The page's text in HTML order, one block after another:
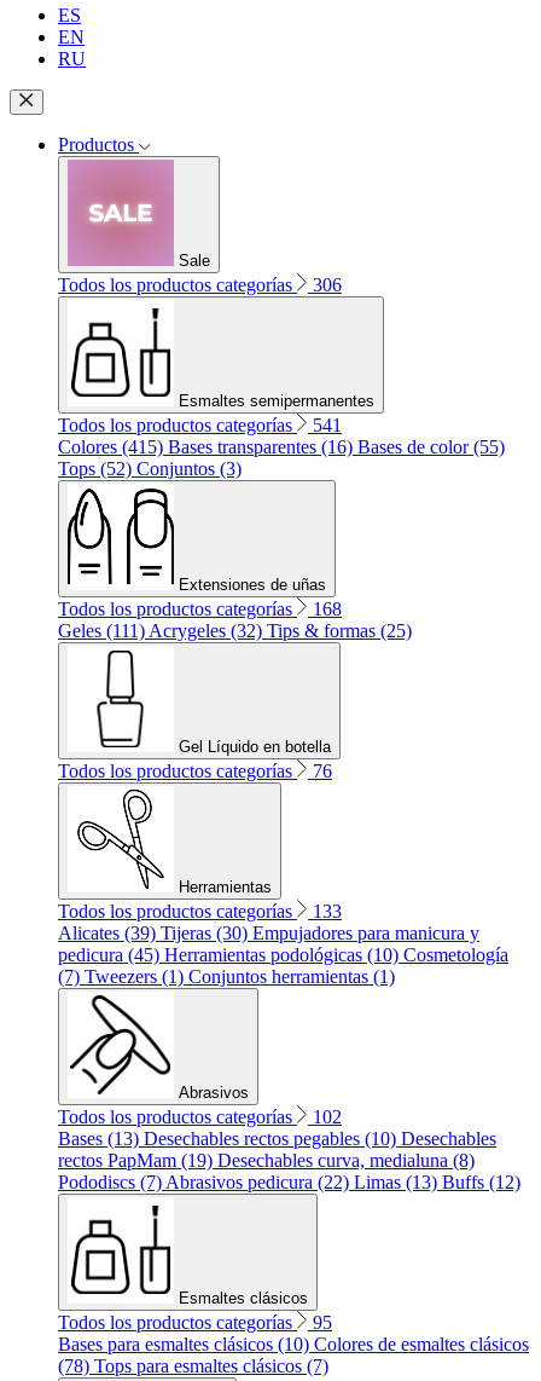
ES
EN
RU
Productos
Sale
Todos los productos categorías 306
Esmaltes semipermanentes
Todos los productos categorías
541
Colores (415) Bases transparentes (16) Bases de color (55)
Tops (52) Conjuntos (3)
Extensiones de uñas
Todos los productos categorías
168
Geles (111) Acrygeles (32) Tips & formas (25)
Gel Líquido en botella
Todos los productos categorías 76
Herramientas
Todos los productos categorías
133
Alicates (39) Tijeras (30) Empujadores para manicura y
pedicura (45) Herramientas podológicas (10) Cosmetología
(7) Tweezers (1) Conjuntos herramientas (1)
Abrasivos
Todos los productos categorías
102
Bases (13) Desechables rectos pegables (10) Desechables
rectos PapMam (19) Desechables curva, medialuna (8)
Pododiscs (7) Abrasivos pedicura (22) Limas (13) Buffs (12)
Esmaltes clásicos
Todos los productos categorías
95
Bases para esmaltes clásicos (10) Colores de esmaltes clásicos
(78) Tops para esmaltes clásicos (7)